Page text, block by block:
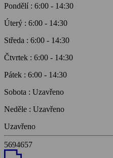
Pondělí : 6:00 - 14:30
Úterý : 6:00 - 14:30
Středa : 6:00 - 14:30
Čtvrtek : 6:00 - 14:30
Pátek : 6:00 - 14:30
Sobota : Uzavřeno
Neděle : Uzavřeno
Uzavřeno
5694657